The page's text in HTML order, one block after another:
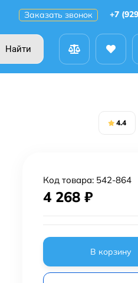
Заказать звонок +7
Найти
4.4
Код товара: 542-864
4 268 ₽
В корзину